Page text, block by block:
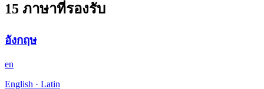
15 ภาษาที่รองรับ
อังกฤษ
en
English · Latin